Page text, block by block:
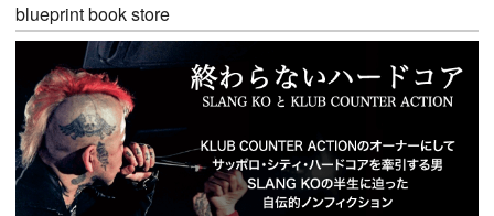
blueprint book store